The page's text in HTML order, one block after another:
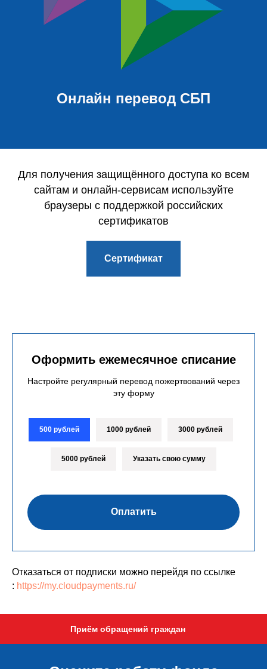
Онлайн перевод СБП
Для получения защищённого доступа ко всем
сайтам и онлайн-сервисам используйте
браузеры с поддержкой российских
сертификатов
Сертификат
Оформить ежемесячное списание
Настройте регулярный перевод пожертвований через
эту форму
500 рублей 1000 рублей 3000 рублей
5000 рублей Указать свою сумму
Оплатить
Отказаться от подписки можно перейдя по ссылке
: https://my.cloudpayments.ru/
Приём обращений граждан